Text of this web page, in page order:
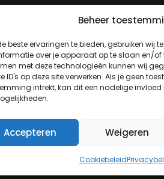
Beheer
beste ervaringen te bieden, gebruiken wij
over je apparaat op te slaan en/of
met deze technologieën kunnen wij
ID's op deze site verwerken. Als je geen
intrekt, kan dit een nadelige
Accepteren Weigeren
Cookiebeleid
info@bezo.nl
+31(0)251-311208
Algemene voorwaarden
Privacybeleid